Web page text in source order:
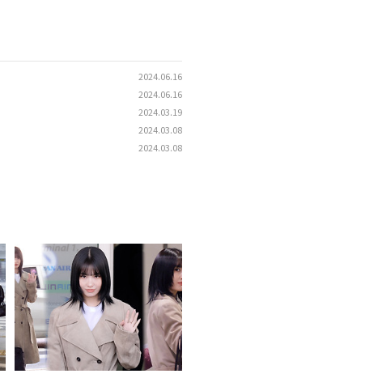
2024.06.16
2024.06.16
2024.03.19
2024.03.08
2024.03.08